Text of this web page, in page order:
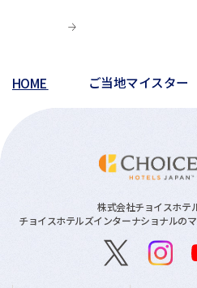
HOME ご当地マイスター
株式会社チョイスホテ
チョイスホテルズインターナショナルの